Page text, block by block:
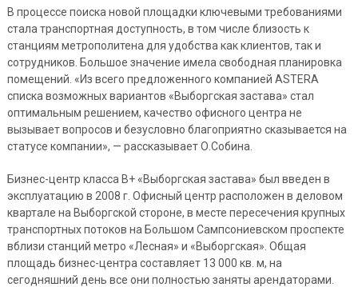
В процессе поиска новой площадки ключевыми требованиями
стала транспортная доступность, в том числе близость к
станциям метрополитена для удобства как клиентов, так и
сотрудников. Большое значение имела свободная планировка
помещений. «Из всего предложенного компанией ASTERA
списка возможных вариантов «Выборгская застава» стал
оптимальным решением, качество офисного центра не
вызывает вопросов и безусловно благоприятно сказывается на
статусе компании», — рассказывает О.Собина.
Бизнес-центр класса В+ «Выборгская застава» был введен в
эксплуатацию в 2008 г. Офисный центр расположен в деловом
квартале на Выборгской стороне, в месте пересечения крупных
транспортных потоков на Большом Сампсониевском проспекте
вблизи станций метро «Лесная» и «Выборгская». Общая
площадь бизнес-центра составляет 13 000 кв. м, на
сегодняшний день все они полностью заняты арендаторами.